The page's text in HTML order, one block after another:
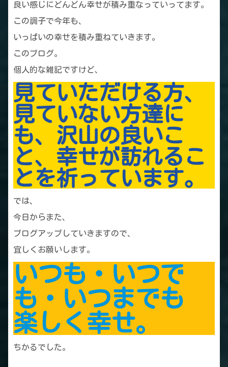
良い感じにどんどん幸せが積み重なっていってます。
この調子で今年も、
いっぱいの幸せを積み重ねていきます。
このブログ。
個人的な雑記ですけど、
見ていただける方、
見ていない方達に
も、沢山の良いこ
と、幸せが訪れるこ
とを祈っています。
では、
今日からまた、
ブログアップしていきますので、
宜しくお願いします。
いつも・いつで
も・いつまでも
楽しく幸せ。
ちかるでした。